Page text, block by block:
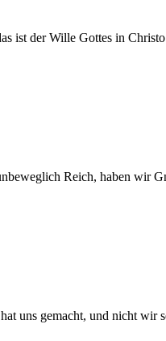
ist der Wille Gottes in Christo
Reich, haben wir
uns gemacht, und nicht wir